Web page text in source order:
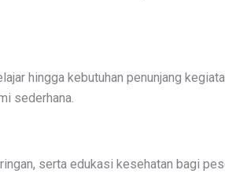
hingga kebutuhan penunjang
sederhana.
serta edukasi kesehatan bagi